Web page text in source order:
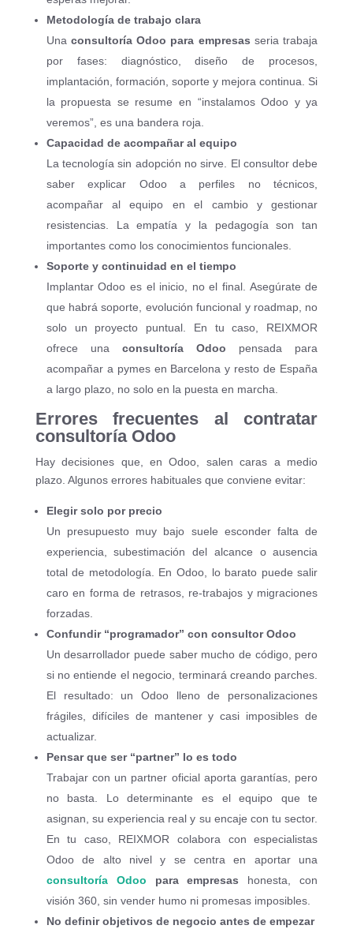
Metodología de trabajo clara
Unaconsultoría Odoo para empresas seria trabaja
por fases: diagnóstico, diseño de procesos,
implantación, formación, soporte y mejora continua. Si
la propuesta se resume en “instalamos Odoo y ya
veremos”, es una bandera roja.
Capacidad de acompañar al equipo
La tecnología sin adopción no sirve. El consultor debe
saber explicar Odoo a perfiles no técnicos,
acompañar al equipo en el cambio y gestionar
resistencias. La empatía y la pedagogía son tan
importantes como los conocimientos funcionales.
Soporte y continuidad en el tiempo
Implantar Odoo es el inicio, no el final. Asegúrate de
que habrá soporte, evolución funcional y roadmap, no
solo un proyecto puntual. En tu caso, REIXMOR
ofrece una consultoría Odoo pensada para
acompañar a pymes en Barcelona y resto de España
a largo plazo, no solo en la puesta en marcha.
Errores frecuentes al contratar
consultoría Odoo
Hay decisiones que, en Odoo, salen caras a medio
plazo. Algunos errores habituales que conviene evitar:
Elegir solo por precio
Un presupuesto muy bajo suele esconder falta de
experiencia, subestimación del alcance o ausencia
total de metodología. En Odoo, lo barato puede salir
caro en forma de retrasos, re-trabajos y migraciones
forzadas.
Confundir “programador” con consultor Odoo
Un desarrollador puede saber mucho de código, pero
si no entiende el negocio, terminará creando parches.
El resultado: un Odoo lleno de personalizaciones
frágiles, difíciles de mantener y casi imposibles de
actualizar.
Pensar que ser “partner” lo es todo
Trabajar con un partner oficial aporta garantías, pero
no basta. Lo determinante es el equipo que te
asignan, su experiencia real y su encaje con tu sector.
En tu caso, REIXMOR colabora con especialistas
Odoo de alto nivel y se centra en aportar una
consultoría Odoo para empresas honesta, con
visión 360, sin vender humo ni promesas imposibles.
No definir objetivos de negocio antes de empezar